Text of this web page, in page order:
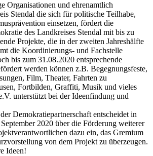
Organisationen und ehrenamtlich
Stendal die sich für politische Teilhabe,
einsetzen, fördert die
des Landkreises Stendal mit bis zu
Projekte, die in der zweiten Jahreshälfte
die Koordinierungs- und Fachstelle
bis zum 31.08.2020 entsprechende
werden können z.B. Begegnungsfeste,
Film, Theater, Fahrten zu
Fortbilden, Graffiti, Musik und vieles
unterstützt bei der Ideenfindung und
Demokratiepartnerschaft entscheidet in
2020 über die Förderung weiterer
dazu ein, das Gremium
von dem Projekt zu überzeugen.
Ideen!